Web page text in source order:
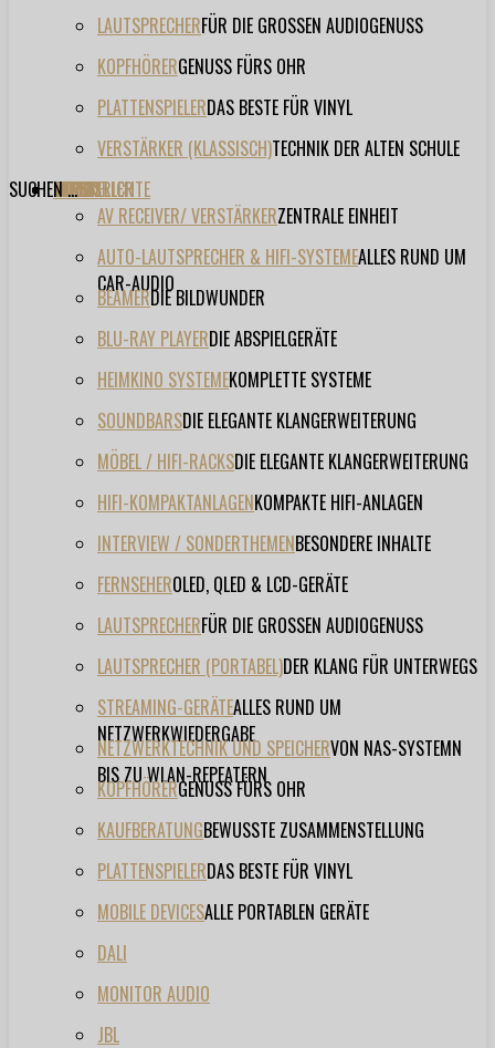
LAUTSPRECHERFÜR DIE GROSSEN AUDIOGENUSS
KOPFHÖRERGENUSS FÜRS OHR
PLATTENSPIELERDAS BESTE FÜR VINYL
VERSTÄRKER (KLASSISCH)TECHNIK DER ALTEN SCHULE
TESTBERICHTE
AV RECEIVER/ VERSTÄRKERZENTRALE EINHEIT
AUTO-LAUTSPRECHER & HIFI-SYSTEMEALLES RUND UM
CAR-AUDIO
BEAMERDIE BILDWUNDER
BLU-RAY PLAYERDIE ABSPIELGERÄTE
HEIMKINO SYSTEMEKOMPLETTE SYSTEME
SOUNDBARSDIE ELEGANTE KLANGERWEITERUNG
MÖBEL / HIFI-RACKSDIE ELEGANTE KLANGERWEITERUNG
HIFI-KOMPAKTANLAGENKOMPAKTE HIFI-ANLAGEN
INTERVIEW / SONDERTHEMENBESONDERE INHALTE
FERNSEHEROLED, QLED & LCD-GERÄTE
LAUTSPRECHERFÜR DIE GROSSEN AUDIOGENUSS
LAUTSPRECHER (PORTABEL)DER KLANG FÜR UNTERWEGS
STREAMING-GERÄTEALLES RUND UM
NETZWERKWIEDERGABE
NETZWERKTECHNIK UND SPEICHERVON NAS-SYSTEMN
BIS ZU WLAN-REPEATERN
KOPFHÖRERGENUSS FÜRS OHR
KAUFBERATUNGBEWUSSTE ZUSAMMENSTELLUNG
PLATTENSPIELERDAS BESTE FÜR VINYL
MOBILE DEVICESALLE PORTABLEN GERÄTE
FORUM
FILME
VIDEOS
HERSTELLER
DALI
MONITOR AUDIO
JBL
EVENT
SUCHEN ...